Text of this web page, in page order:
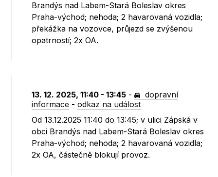
Brandýs nad Labem-Stará Boleslav okres
Praha-východ; nehoda; 2 havarovaná vozidla;
překážka na vozovce, průjezd se zvýšenou
opatrností; 2x OA.
13. 12. 2025, 11:40 - 13:45 -
dopravní
informace -odkaz na událost
Od 13.12.2025 11:40 do 13:45; v ulici Zápská v
obci Brandýs nad Labem-Stará Boleslav okres
Praha-východ; nehoda; 2 havarovaná vozidla;
2x OA, částečně blokují provoz.